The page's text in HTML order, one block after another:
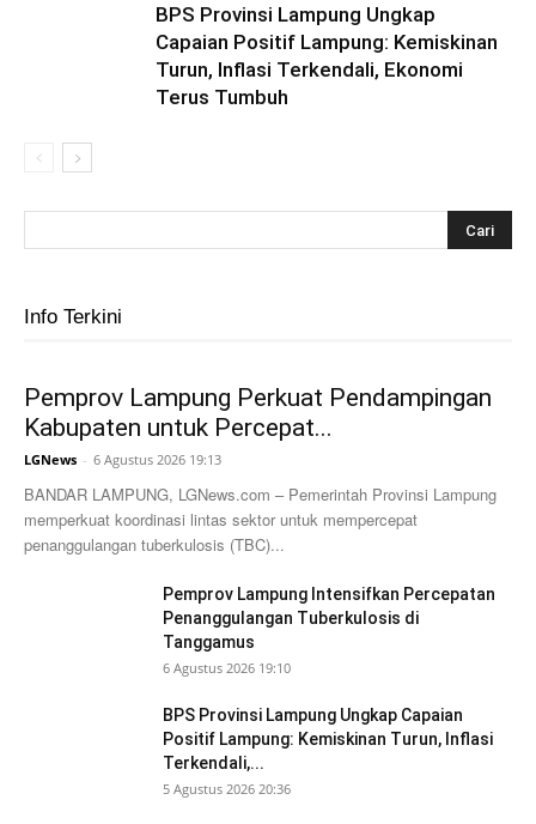
BPS Provinsi Lampung Ungkap
Capaian Positif Lampung: Kemiskinan
Turun, Inflasi Terkendali, Ekonomi
Terus Tumbuh
Info Terkini
Pemprov Lampung Perkuat Pendampingan
Kabupaten untuk Percepat...
LGNews - 6 Agustus 2026 19:13
BANDAR LAMPUNG, LGNews.com – Pemerintah Provinsi Lampung
memperkuat koordinasi lintas sektor untuk mempercepat
penanggulangan tuberkulosis (TBC)...
Pemprov Lampung Intensifkan Percepatan
Penanggulangan Tuberkulosis di
Tanggamus
6 Agustus 2026 19:10
BPS Provinsi Lampung Ungkap Capaian
Positif Lampung: Kemiskinan Turun, Inflasi
Terkendali,...
5 Agustus 2026 20:36